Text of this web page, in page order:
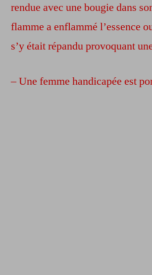
rendue avec une bougie dans
flamme a enflammé l’essence
s’y était répandu provoquant
– Une femme handicapée est